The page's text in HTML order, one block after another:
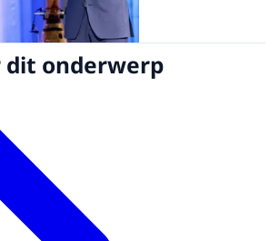
dit onderwerp